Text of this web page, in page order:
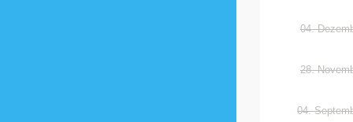
04.
28.
04.